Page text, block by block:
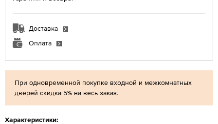
При одновременной покупке входной и межкомнатных
дверей скидка 5% на весь заказ.
Характеристики:
Доставка
Оплата